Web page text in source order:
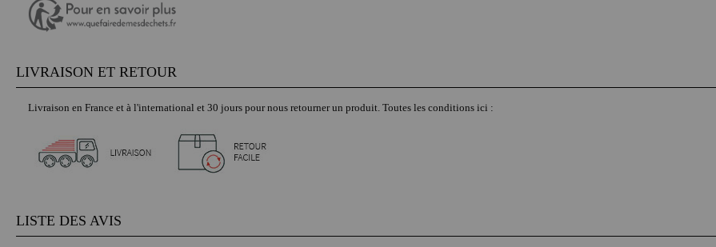
LIVRAISON ET RETOUR
Livraison en France et à l'international et 30 jours pour nous retourner un produit. Toutes les conditions ici :
LISTE DES AVIS